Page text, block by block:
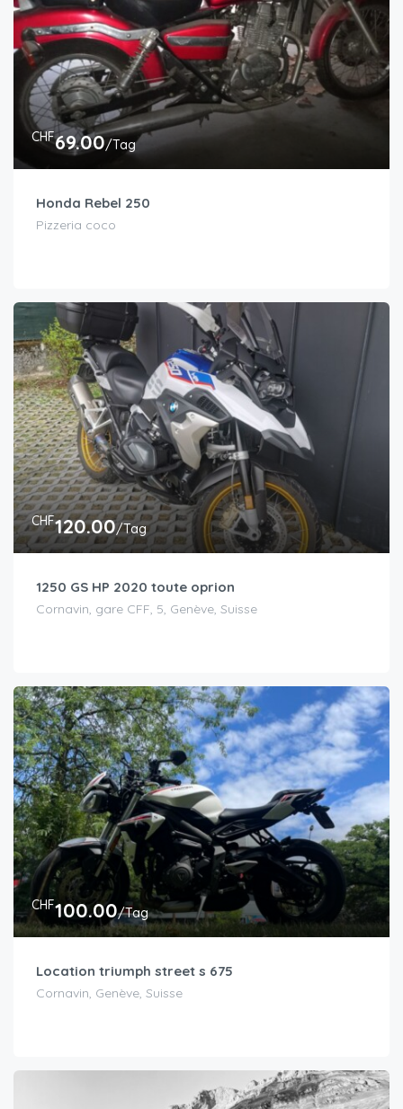
CHF69.00/Tag
Honda Rebel 250
Pizzeria coco
CHF120.00/Tag
1250 GS HP 2020 toute oprion
Cornavin, gare CFF, 5, Genève, Suisse
CHF100.00/Tag
Location triumph street s 675
Cornavin, Genève, Suisse